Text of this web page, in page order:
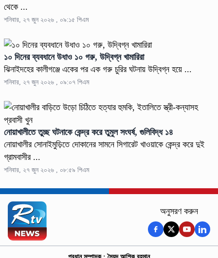
থেকে ...
শনিবার, ২৭ জুন ২০২৬ , ০৯:১৫ পিএম
১০ দিনের ব্যবধানে উধাও ১০ গরু, উদ্বিগ্ন খামারিরা
ঝিনাইদহের কালীগঞ্জে একের পর এক গরু চুরির ঘটনায় উদ্বিগ্ন হয়ে ...
শনিবার, ২৭ জুন ২০২৬ , ০৯:০৭ পিএম
নোয়াখালীতে তুচ্ছ ঘটনাকে কেন্দ্র করে তুমুল সংঘর্ষ, গুলিবিদ্ধ ১৪
নোয়াখালীর সোনাইমুড়িতে দোকানের সামনে সিগারেট খাওয়াকে কেন্দ্র করে দুই
গ্রামবাসীর ...
শনিবার, ২৭ জুন ২০২৬ , ০৮:৫৯ পিএম
অনুসরণ করুন